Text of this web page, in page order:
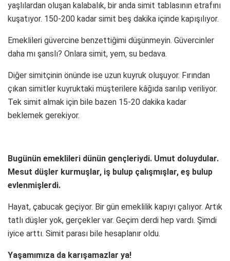
yaşlılardan oluşan kalabalık, bir anda simit tablasının etrafını
kuşatıyor. 150-200 kadar simit beş dakika içinde kapışılıyor.
Emeklileri güvercine benzettiğimi düşünmeyin. Güvercinler
daha mı şanslı? Onlara simit, yem, su bedava.
Diğer simitçinin önünde ise uzun kuyruk oluşuyor. Fırından
çıkan simitler kuyruktaki müşterilere kâğıda sarılıp veriliyor.
Tek simit almak için bile bazen 15-20 dakika kadar
beklemek gerekiyor.
Bugünün emeklileri dünün gençleriydi. Umut doluydular.
Mesut düşler kurmuşlar, iş bulup çalışmışlar, eş bulup
evlenmişlerdi.
Hayat, çabucak geçiyor. Bir gün emeklilik kapıyı çalıyor. Artık
tatlı düşler yok, gerçekler var. Geçim derdi hep vardı. Şimdi
iyice arttı. Simit parası bile hesaplanır oldu.
Yaşamımıza da karışamazlar ya!